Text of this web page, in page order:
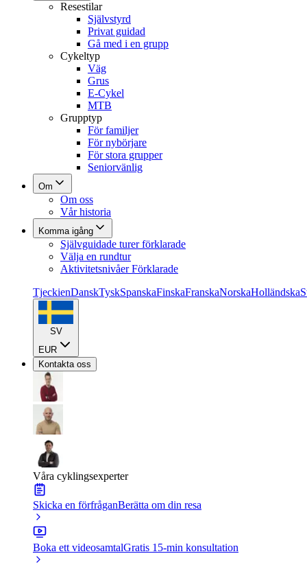
Resestilar
Självstyrd
Privat guidad
Gå med i en grupp
Cykeltyp
Väg
Grus
E-Cykel
MTB
Grupptyp
För familjer
För nybörjare
För stora grupper
Seniorvänlig
Om
Om oss
Vår historia
Komma igång
Självguidade turer förklarade
Välja en rundtur
Aktivitetsnivåer Förklarade
TjeckienDanskTyskSpanskaFinskaFranskaNorskaHolländska
SV
EUR
Kontakta oss
Våra cyklingsexperter
Skicka en förfråganBerätta om din resa
Boka ett videosamtalGratis 15-min konsultation